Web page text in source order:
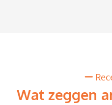
Wat zeggen